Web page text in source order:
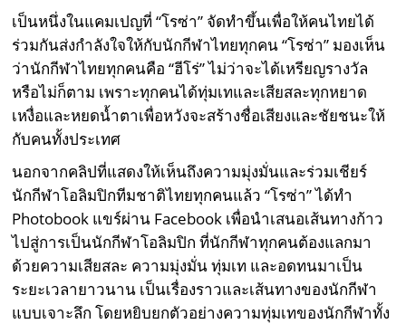
เป็นหนึ่งในแคมเปญที่ “โรซ่า” จัดทำขึ้นเพื่อให้คนไทยได้
ร่วมกันส่งกำลังใจให้กับนักกีฬาไทยทุกคน “โรซ่า” มองเห็น
ว่านักกีฬาไทยทุกคนคือ “ฮีโร่” ไม่ว่าจะได้เหรียญรางวัล
หรือไม่ก็ตาม เพราะทุกคนได้ทุ่มเทและเสียสละทุกหยาด
เหงื่อและหยดน้ำตาเพื่อหวังจะสร้างชื่อเสียงและชัยชนะให้
กับคนทั้งประเทศ
นอกจากคลิปที่แสดงให้เห็นถึงความมุ่งมั่นและร่วมเชียร์
นักกีฬาโอลิมปิกทีมชาติไทยทุกคนแล้ว “โรซ่า” ได้ทำ
Photobook แขร์ผ่าน Facebook เพื่อนำเสนอเส้นทางก้าว
ไปสู่การเป็นนักกีฬาโอลิมปิก ที่นักกีฬาทุกคนต้องแลกมา
ด้วยความเสียสละ ความมุ่งมั่น ทุ่มเท และอดทนมาเป็น
ระยะเวลายาวนาน เป็นเรื่องราวและเส้นทางของนักกีฬา
แบบเจาะลึก โดยหยิบยกตัวอย่างความทุ่มเทของนักกีฬาทั้ง